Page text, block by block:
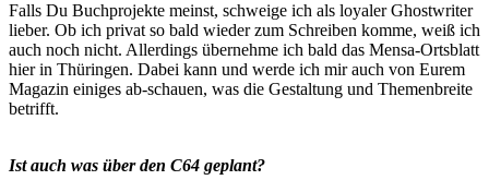
Falls Du Buchprojekte meinst, schweige ich als loyaler Ghostwriter
lieber. Ob ich privat so bald wieder zum Schreiben komme, weiß ich
auch noch nicht. Allerdings übernehme ich bald das Mensa-Ortsblatt
hier in Thüringen. Dabei kann und werde ich mir auch von Eurem
Magazin einiges ab-schauen, was die Gestaltung und Themenbreite
betrifft.
Ist auch was über den C64 geplant?